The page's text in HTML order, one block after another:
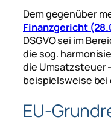
Dem gegenüber
Finanzgericht
DSGVO sei im
die sog.
die Umsatzsteuer
beispielsweise bei
EU-